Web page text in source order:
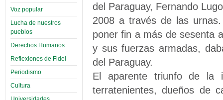
Voz popular
Lucha de nuestros
pueblos
Derechos Humanos
Reflexiones de Fidel
Periodismo
Cultura
del Paraguay, Fernando
2008 a través de las
poner fin a más de sesenta
y sus fuerzas armadas,
del Paraguay.
El aparente triunfo de la
terratenientes, dueños de